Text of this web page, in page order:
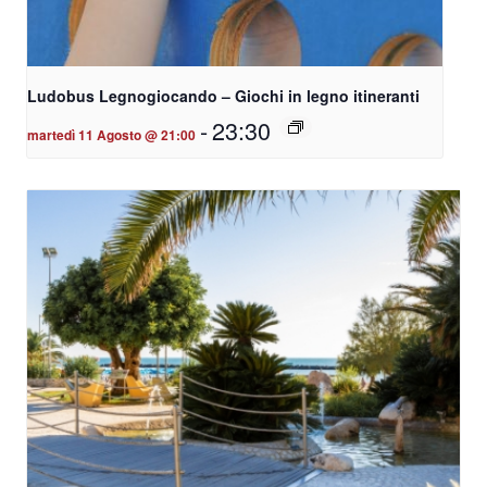
Ludobus Legnogiocando – Giochi in legno itineranti
martedì 11 Agosto @ 21:00 -23:30